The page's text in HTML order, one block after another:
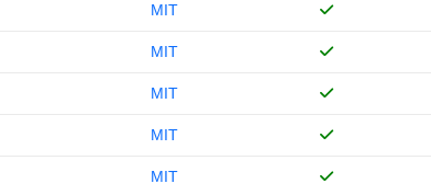
MIT
MIT
MIT
MIT
MIT